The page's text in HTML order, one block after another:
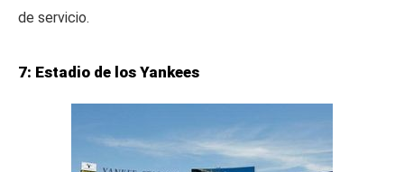
de servicio.
7: Estadio de los Yankees